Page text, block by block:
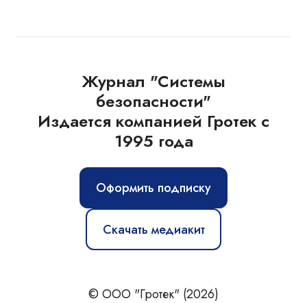
Журнал "Системы
безопасности"
Издается компанией Гротек с
1995 года
Оформить подписку
Скачать медиакит
© ООО "Гротек" (2026)